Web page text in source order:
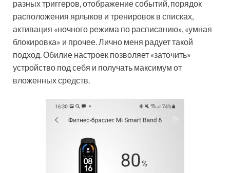
разных триггеров, отображение событий, порядок
расположения ярлыков и тренировок в списках,
активация «ночного режима по расписанию», «умная
блокировка» и прочее. Лично меня радует такой
подход. Обилие настроек позволяет «заточить»
устройство под себя и получать максимум от
вложенных средств.